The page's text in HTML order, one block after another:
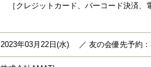
［クレジットカード、バーコード決済、
2023年03月22日(水) ／ 友の会優先予約